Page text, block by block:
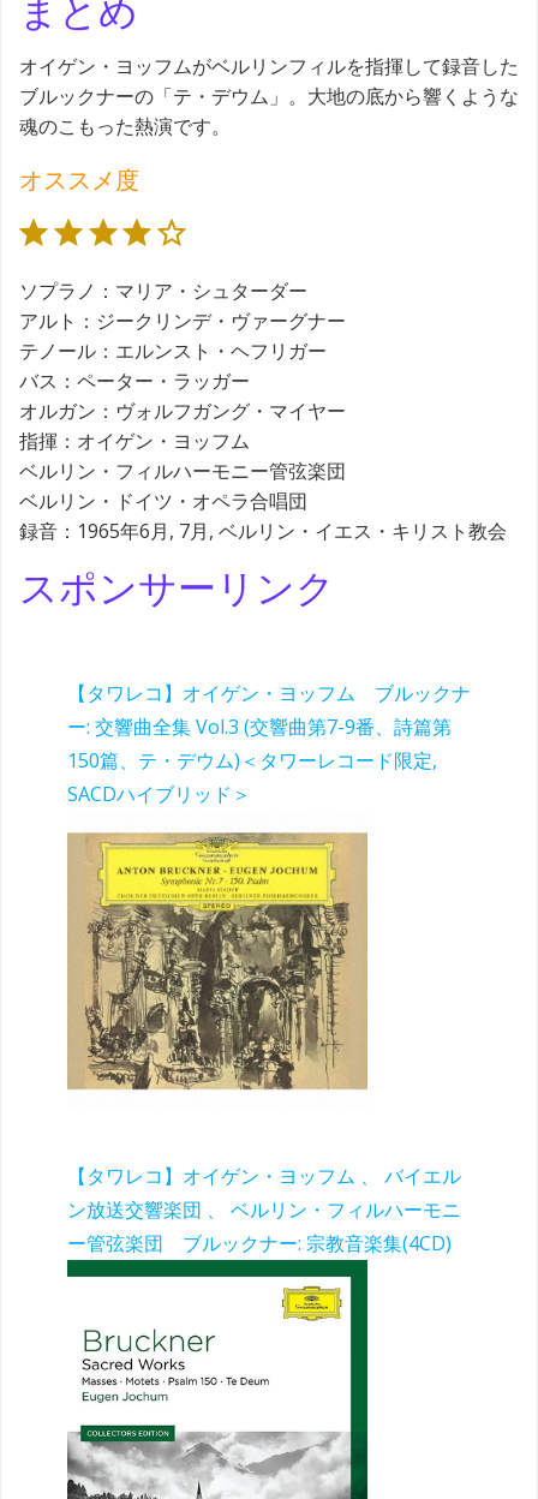
オイゲン・ヨッフムがベルリンフィルを指揮して録音した
ブルックナーの「テ・デウム」。大地の底から響くような
魂のこもった熱演です。
オススメ度
ソプラノ：マリア・シュターダー
アルト：ジークリンデ・ヴァーグナー
テノール：エルンスト・ヘフリガー
バス：ペーター・ラッガー
オルガン：ヴォルフガング・マイヤー
指揮：オイゲン・ヨッフム
ベルリン・フィルハーモニー管弦楽団
ベルリン・ドイツ・オペラ合唱団
録音：1965年6月, 7月, ベルリン・イエス・キリスト教会
スポンサーリンク
【タワレコ】オイゲン・ヨッフム ブルックナ
ー: 交響曲全集 Vol.3 (交響曲第7-9番、詩篇第
150篇、テ・デウム)＜タワーレコード限定,
SACDハイブリッド＞
【タワレコ】オイゲン・ヨッフム 、 バイエル
ン放送交響楽団 、 ベルリン・フィルハーモニ
ー管弦楽団 ブルックナー: 宗教音楽集(4CD)